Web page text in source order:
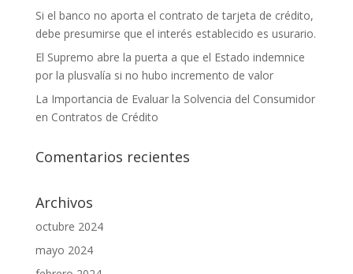
Si el banco no aporta el contrato de tarjeta de crédito,
debe presumirse que el interés establecido es usurario.
El Supremo abre la puerta a que el Estado indemnice
por la plusvalía si no hubo incremento de valor
La Importancia de Evaluar la Solvencia del Consumidor
en Contratos de Crédito
Comentarios recientes
Archivos
octubre 2024
mayo 2024